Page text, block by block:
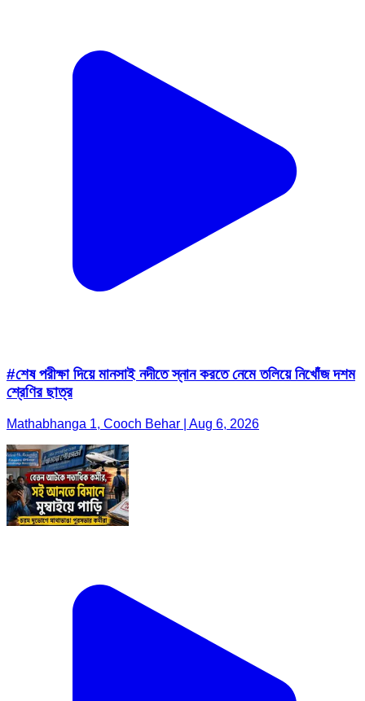
#শেষ পরীক্ষা দিয়ে মানসাই নদীতে স্নান করতে নেমে তলিয়ে নিখোঁজ দশম
শ্রেণির ছাত্র
Mathabhanga 1, Cooch Behar | Aug 6, 2026